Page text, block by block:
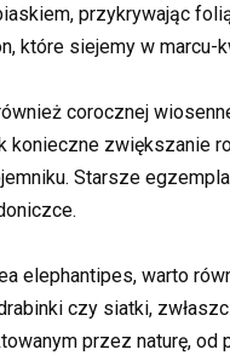
przykrywając
które siejemy w marcu-
corocznej
konieczne zwiększanie
Starsze
elephantipes, warto
czy siatki,
przez naturę,